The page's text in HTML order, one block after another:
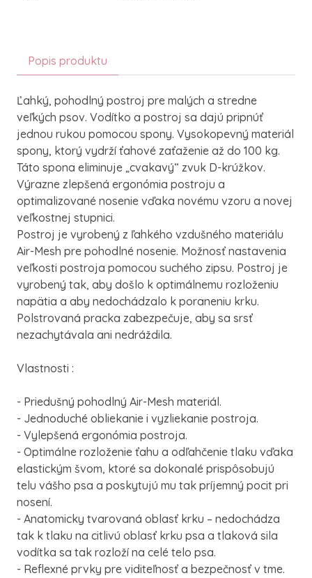
Popis produktu
Ľahký, pohodlný postroj pre malých a stredne
veľkých psov. Vodítko a postroj sa dajú pripnúť
jednou rukou pomocou spony. Vysokopevný materiál
spony, ktorý vydrží ťahové zaťaženie až do 100 kg.
Táto spona eliminuje „cvakavý“ zvuk D-krúžkov.
Výrazne zlepšená ergonómia postroju a
optimalizované nosenie vďaka novému vzoru a novej
veľkostnej stupnici.
Postroj je vyrobený z ľahkého vzdušného materiálu
Air-Mesh pre pohodlné nosenie. Možnosť nastavenia
veľkosti postroja pomocou suchého zipsu. Postroj je
vyrobený tak, aby došlo k optimálnemu rozloženiu
napätia a aby nedochádzalo k poraneniu krku.
Polstrovaná pracka zabezpečuje, aby sa srsť
nezachytávala ani nedráždila.
Vlastnosti :
- Priedušný pohodlný Air-Mesh materiál.
- Jednoduché obliekanie i vyzliekanie postroja.
- Vylepšená ergonómia postroja.
- Optimálne rozloženie ťahu a odľahčenie tlaku vďaka
elastickým švom, ktoré sa dokonalé prispôsobujú
telu vášho psa a poskytujú mu tak príjemný pocit pri
nosení.
- Anatomicky tvarovaná oblasť krku – nedochádza
tak k tlaku na citlivú oblasť krku psa a tlaková sila
vodítka sa tak rozloží na celé telo psa.
- Reflexné prvky pre viditeľnosť a bezpečnosť v tme.